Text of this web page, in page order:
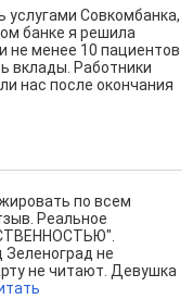
услугами Совкомбанка,
банке я решила
не менее 10 пациентов
вклады. Работники
нас после окончания
по всем
Реальное
Зеленоград не
не читают. Девушка